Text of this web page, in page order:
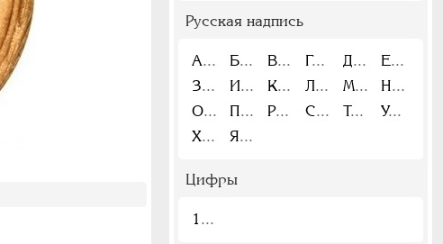
Русская надпись
А Б В Г Д
Е
З
И К Л М
Н
О
П Р С Т
У
Х
Я
Цифры
1